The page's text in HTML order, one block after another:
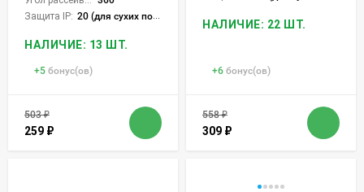
Защита IP: 20 (для сухих пом.)
НАЛИЧИЕ: 13 ШТ.
+5 бонус(ов)
503₽
259 ₽
НАЛИЧИЕ: 22 ШТ.
+6 бонус(ов)
558₽
309 ₽